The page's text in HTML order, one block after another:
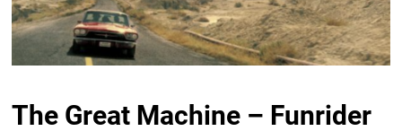
The Great Machine – Funrider